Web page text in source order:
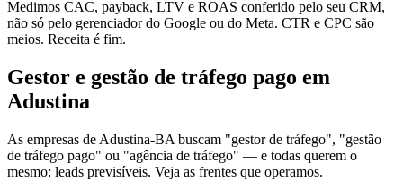
Medimos CAC, payback, LTV e ROAS conferido pelo seu CRM,
não só pelo gerenciador do Google ou do Meta. CTR e CPC são
meios. Receita é fim.
Gestor e gestão de tráfego pago em
Adustina
As empresas de Adustina-BA buscam "gestor de tráfego", "gestão
de tráfego pago" ou "agência de tráfego" — e todas querem o
mesmo: leads previsíveis. Veja as frentes que operamos.